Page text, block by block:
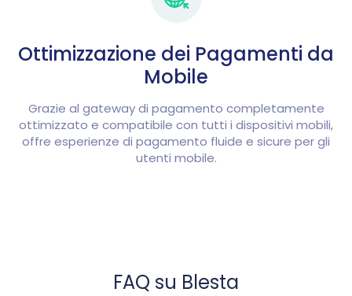
Ottimizzazione dei Pagamenti da
Mobile
Grazie al gateway di pagamento completamente
ottimizzato e compatibile con tutti i dispositivi mobili,
offre esperienze di pagamento fluide e sicure per gli
utenti mobile.
FAQ su Blesta